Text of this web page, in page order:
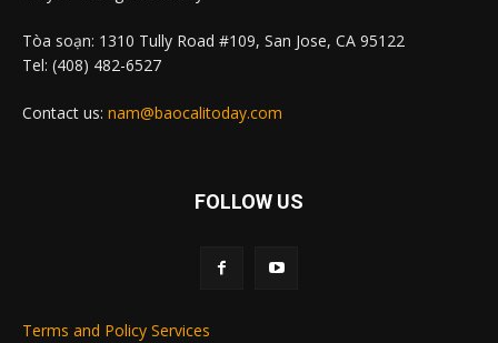
Tòa soạn: 1310 Tully Road #109, San Jose, CA 95122
Tel: (408) 482-6527
Contact us: nam@baocalitoday.com
FOLLOW US
Terms and Policy Services